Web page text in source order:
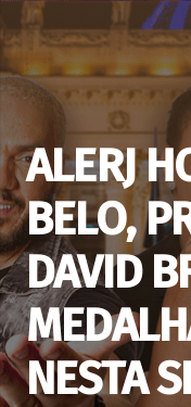
ALERJ
BELO,
DAVID
NESTA